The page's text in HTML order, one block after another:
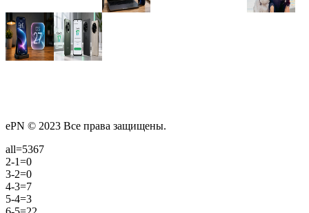
ePN © 2023 Все права защищены.
all=5367
2-1=0
3-2=0
4-3=7
5-4=3